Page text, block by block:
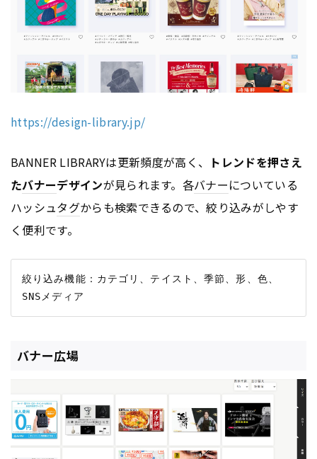
https://design-library.jp/
BANNER LIBRARYは更新頻度が高く、 トレンドを押さえ
たバナーデザインが見られます。各バナーについている
ハッシュタグからも検索できるので、絞り込みがしやす
く便利です。
絞り込み機能：カテゴリ、テイスト、季節、形、色、
バナー広場